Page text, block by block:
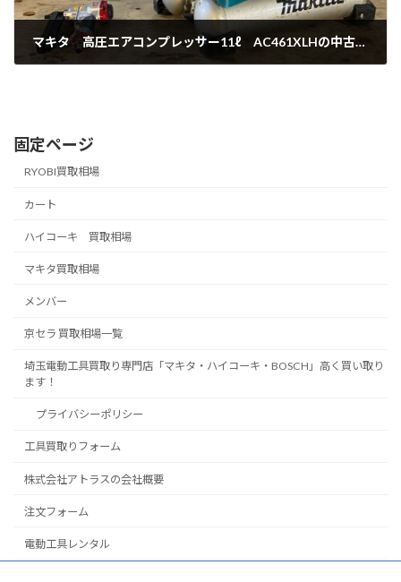
マキタ 高圧エアコンプレッサー11ℓ AC461XLHの中古品販売
固定ページ
RYOBI買取相場
カート
ハイコーキ 買取相場
マキタ買取相場
メンバー
京セラ 買取相場一覧
埼玉電動工具買取り専門店「マキタ・ハイコーキ・BOSCH」高く買い取り
ます！
プライバシーポリシー
工具買取りフォーム
株式会社アトラスの会社概要
注文フォーム
電動工具レンタル